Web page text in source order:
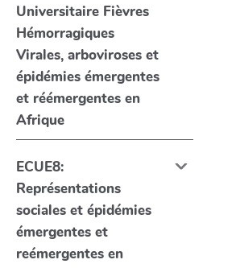
Universitaire Fièvres
Hémorragiques
Virales, arboviroses et
épidémies émergentes
et réémergentes en
Afrique
ECUE8:
Représentations
sociales et épidémies
émergentes et
reémergentes en